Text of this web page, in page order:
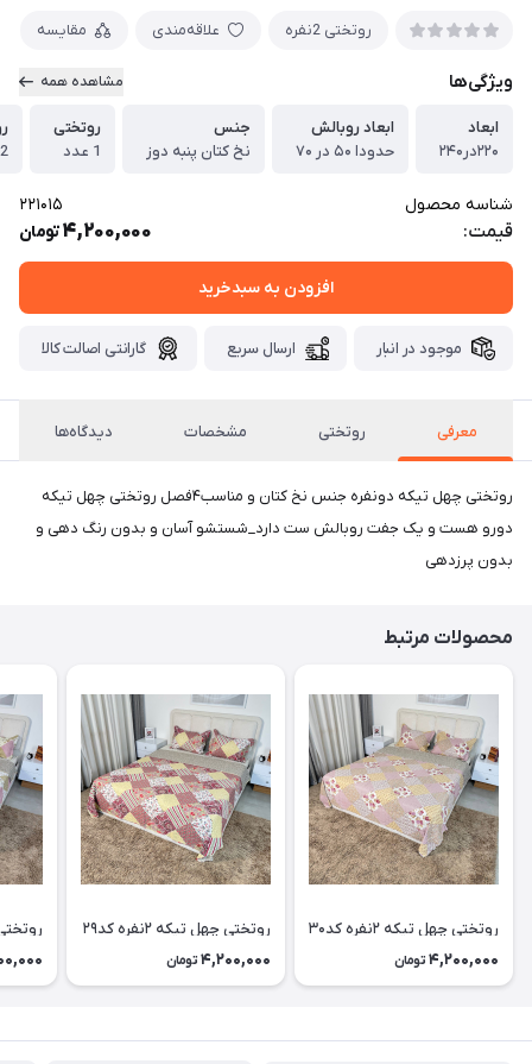
روتختی 2نفره علاقه‌مندی مقایسه
ویژگی‌ها مشاهده همه
ابعاد
۲۲۰در۲۴۰
ابعاد روبالش
حدودا ۵۰ در ۷۰
جنس
نخ کتان پنبه دوز
روتختی
1 عدد
2 عدد
شناسه محصول 221015
قیمت: 4,200,000تومان
افزودن به سبدخرید
موجود در انبار ارسال سریع گارانتی اصالت کالا
معرفی روتختی مشخصات دیدگاه‌ها
روتختی چهل تیکه دونفره جنس نخ کتان و مناسب۴فصل روتختی چهل تیکه
دورو هست و یک جفت روبالش ست دارد_شستشو آسان و بدون رنگ دهی و
بدون پرزدهی
محصولات مرتبط
روتختی چهل تیکه ۲نفره کد۳۰
4,200,000 تومان
روتختی چهل تیکه ۲نفره کد۲۹
4,200,000 تومان
روتختی